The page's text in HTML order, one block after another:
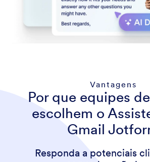
Vantagens
Por que equipes
escolhem o
Gmail
Responda a potenciais